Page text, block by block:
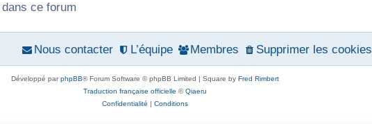
ce forum
Supprimer les cookies
Membres
L’équipe
Nous contacter
Développé parphpBB® Forum Software © phpBB Limited | Square by Fred Rimbert
Traduction française officielle ©Qiaeru
Confidentialité | Conditions